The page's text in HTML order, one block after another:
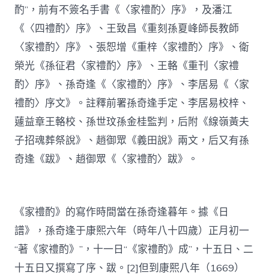
酌”，前有不簽名手書《〈家禮酌〉序》，及潘江
《〈四禮酌〉序》、王致昌《重刻孫夏峰師長教師
〈家禮酌〉序》、張恕增《重梓〈家禮酌〉序》、衛
榮光《孫征君〈家禮酌〉序》、王輅《重刊〈家禮
酌〉序》、孫奇逢《〈家禮酌〉序》、李居易《〈家
禮酌〉序文》。註釋前署孫奇逢手定、李居易校梓、
蘧益章王輅校、孫世玟孫金桂監判，后附《線嶺黃夫
子招魂葬祭說》、趙御眾《義田說》兩文，后又有孫
奇逢《跋》、趙御眾《〈家禮酌〉跋》。
《家禮酌》的寫作時間當在孫奇逢暮年。據《日
譜》，孫奇逢于康熙六年（時年八十四歲）正月初一
“著《家禮酌》”，十一日“《家禮酌》成”，十五日、二
十五日又撰寫了序、跋。[2]但到康熙八年（1669）